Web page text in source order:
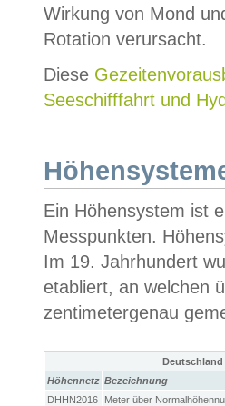
Wirkung von Mond
Rotation verursacht.
Diese
Seeschifffahrt und
Ein Höhensystem ist
Messpunkten.
Im 19. Jahrhundert
etabliert, an welchen
zentimetergenau
Höhennetz Bezeichnung
DHHN2016
Meter über